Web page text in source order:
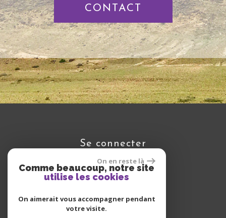
On en reste là
Comme beaucoup, notre site
utilise les cookies
On aimerait vous accompagner pendant
votre visite.
CONTACT
se connecter
Espace propriétaire